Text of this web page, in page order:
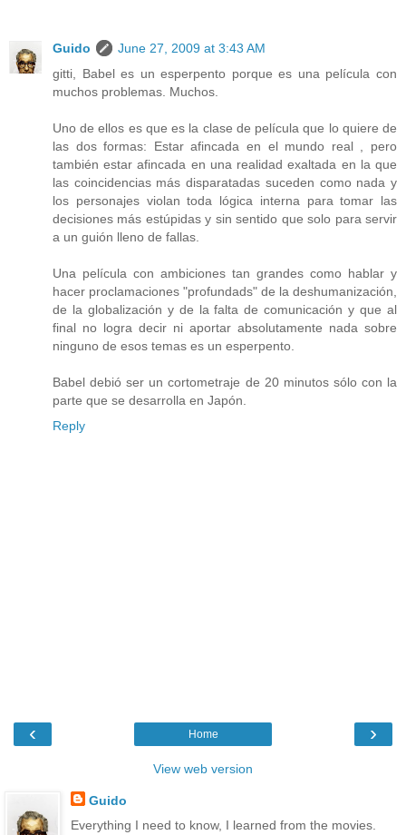
Guido
June 27, 2009 at 3:43 AM
gitti, Babel es un esperpento porque es una película con
muchos problemas. Muchos.
Uno de ellos es que es la clase de película que lo quiere de
las dos formas: Estar afincada en el mundo real , pero
también estar afincada en una realidad exaltada en la que
las coincidencias más disparatadas suceden como nada y
los personajes violan toda lógica interna para tomar las
decisiones más estúpidas y sin sentido que solo para servir
a un guión lleno de fallas.
Una película con ambiciones tan grandes como hablar y
hacer proclamaciones "profundads" de la deshumanización,
de la globalización y de la falta de comunicación y que al
final no logra decir ni aportar absolutamente nada sobre
ninguno de esos temas es un esperpento.
Babel debió ser un cortometraje de 20 minutos sólo con la
parte que se desarrolla en Japón.
Reply
‹ ›
Home
View web version
Guido
Everything I need to know, I learned from the movies.